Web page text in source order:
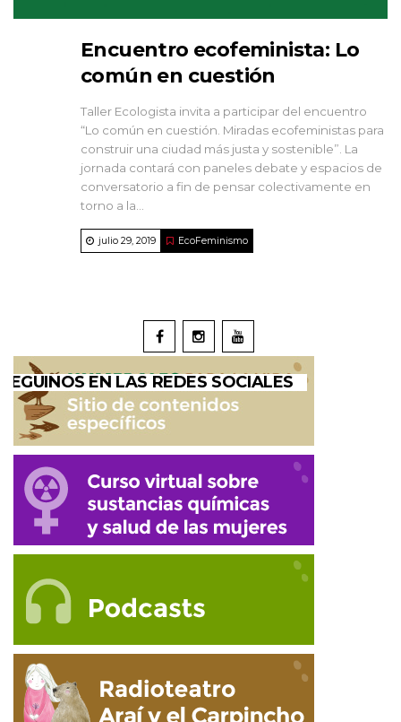
Encuentro ecofeminista: Lo
común en cuestión
Taller Ecologista invita a participar del encuentro
“Lo común en cuestión. Miradas ecofeministas para
construir una ciudad más justa y sostenible”. La
jornada contará con paneles debate y espacios de
conversatorio a fin de pensar colectivamente en
torno a la...
julio 29, 2019 EcoFeminismo
SEGUINOS EN LAS REDES SOCIALES